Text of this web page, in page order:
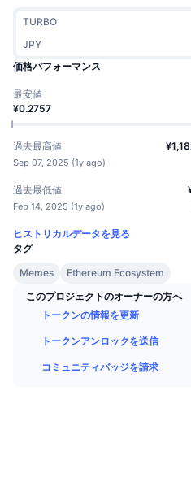
TURBO
JPY
価格パフォーマンス
最安値
¥0.2757
過去最高値
Sep 07, 2025 (1y ago)
過去最低値
Feb 14, 2025 (1y ago)
ヒストリカルデータを見る
タグ
Memes
Ethereum Ecosystem
このプロジェクトのオーナーの方へ
トークンの情報を更新
トークンアンロックを送信
コミュニティバッジを請求